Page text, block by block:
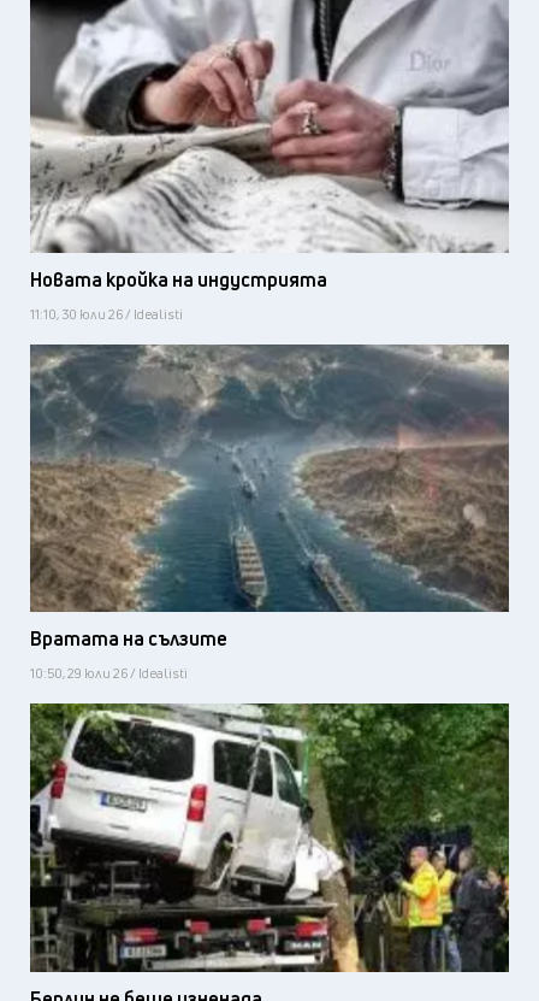
Новата кройка на индустрията
11:10, 30 юли 26 / Idealisti
Вратата на сълзите
10:50, 29 юли 26 / Idealisti